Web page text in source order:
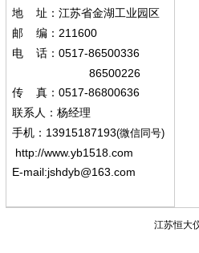
地
址：江苏省金湖工业园区
邮
编： 211600
电 话： 0517-86500336
86500226
传 真： 0517-86800636
联系人：杨经理
手机 ： 13915187193(微信同号)
http://www.yb1518.com
E-mail:jshdyb@163.com
江苏恒大